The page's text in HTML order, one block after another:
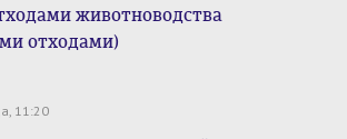
животноводства
отходами)
11:20